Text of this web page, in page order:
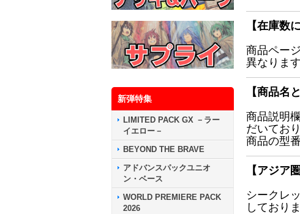
新弾特集
LIMITED PACK GX －ラー
イエロー－
BEYOND THE BRAVE
アドバンスパックユニオ
ン・ベース
WORLD PREMIERE PACK
2026
【在庫数
商品ペー
異なりま
【商品名
商品説明
だいてお
商品の型
【アジア
シークレ
しており